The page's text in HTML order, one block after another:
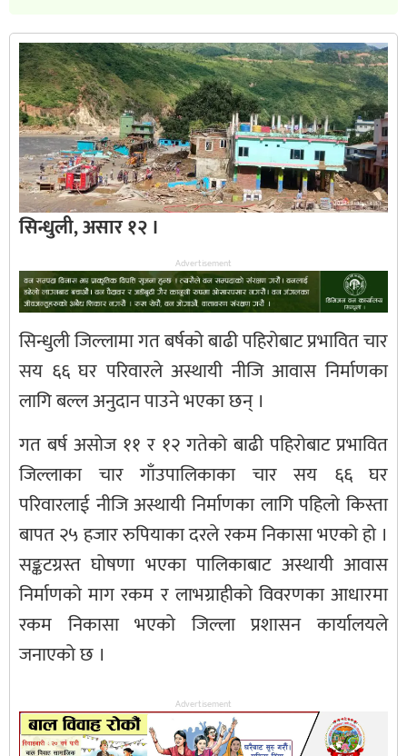
सिन्धुली, असार १२ ।
Advertisement
सिन्धुली जिल्लामा गत बर्षको बाढी पहिरोबाट प्रभावित चार
सय ६६ घर परिवारले अस्थायी नीजि आवास निर्माणका
लागि बल्ल अनुदान पाउने भएका छन् ।
गत बर्ष असोज ११ र १२ गतेको बाढी पहिरोबाट प्रभावित
जिल्लाका चार गाँउपालिकाका चार सय ६६ घर
परिवारलाई नीजि अस्थायी निर्माणका लागि पहिलो किस्ता
बापत २५ हजार रुपियाका दरले रकम निकासा भएको हो ।
सङ्कटग्रस्त घोषणा भएका पालिकाबाट अस्थायी आवास
निर्माणको माग रकम र लाभग्राहीको विवरणका आधारमा
रकम निकासा भएको जिल्ला प्रशासन कार्यालयले
जनाएको छ ।
Advertisement